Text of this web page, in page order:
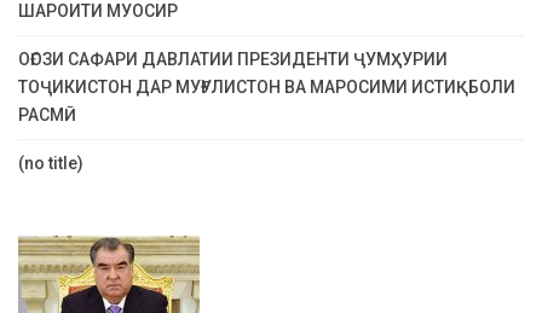
ШАРОИТИ МУОСИР
ОҒОЗИ САФАРИ ДАВЛАТИИ ПРЕЗИДЕНТИ ҶУМҲУРИИ
ТОҶИКИСТОН ДАР МУҒУЛИСТОН ВА МАРОСИМИ ИСТИҚБОЛИ
РАСМӢ
(no title)